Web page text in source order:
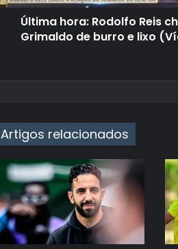
Última hora: Rodolfo Reis
Grimaldo de burro e lixo
Artigos relacionados